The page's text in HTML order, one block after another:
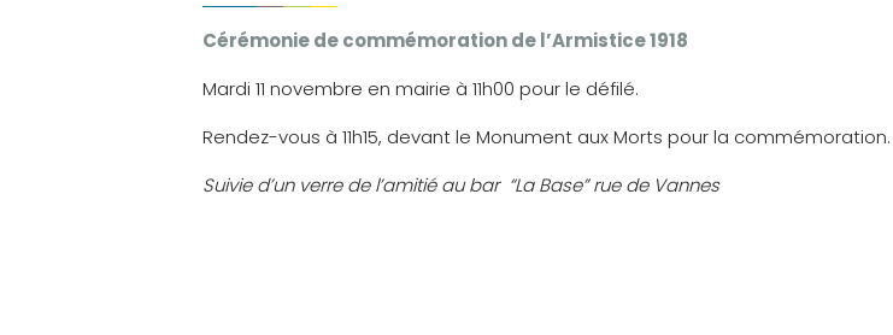
Cérémonie de commémoration de l’Armistice 1918
Mardi 11 novembre en mairie à 11h00 pour le défilé.
Rendez-vous à 11h15, devant le Monument aux Morts pour la commémoration.
Suivie d’un verre de l’amitié au bar “La Base” rue de Vannes